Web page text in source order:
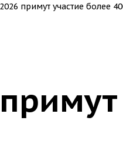
примут участие более